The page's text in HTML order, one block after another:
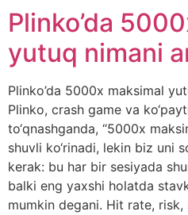
Plinko’da
yutuq nimani
Plinko’da 5000x maksimal
Plinko, crash game va
to‘qnashganda, “5000x
shuvli ko‘rinadi, lekin biz uni
kerak: bu har bir sesiyada
balki eng yaxshi holatda
mumkin degani. Hit rate,